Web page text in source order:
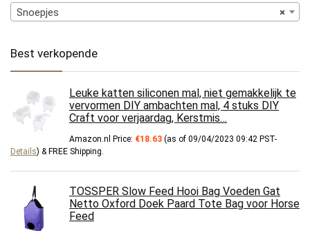
×
Snoepjes
Best verkopende
Leuke katten siliconen mal, niet gemakkelijk te
vervormen DIY ambachten mal, 4 stuks DIY
Craft voor verjaardag, Kerstmis…
Amazon.nl Price: €18.63 (as of 09/04/2023 09:42 PST-
Details) & FREE Shipping
TOSSPER Slow Feed Hooi Bag Voeden Gat
Netto Oxford Doek Paard Tote Bag voor Horse
Feed